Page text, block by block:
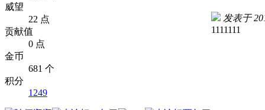
威望
22 点
贡献值
0 点
金币
681 个
积分
1249
发表于
1111111